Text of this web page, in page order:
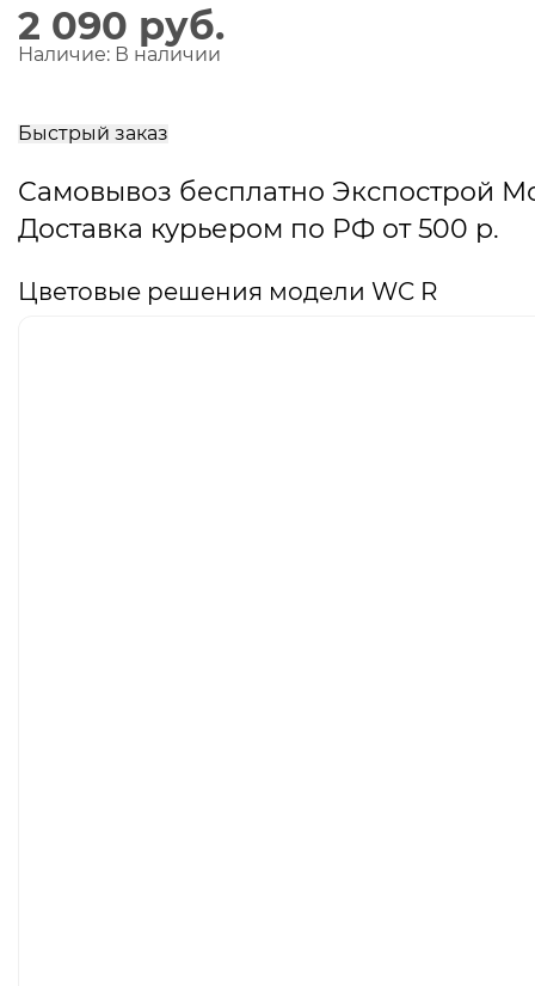
2 090 руб.
Наличие: В наличии
Быстрый заказ
Самовывоз бесплатно Экспострой
Доставка курьером по РФ от 500 р.
Цветовые решения модели WC R